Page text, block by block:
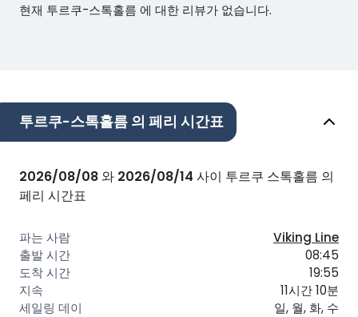
현재 투르쿠-스톡홀름 에 대한 리뷰가 없습니다.
투르쿠-스톡홀름 의 페리 시간표
2026/08/08 와 2026/08/14 사이 투르쿠 스톡홀름 의
페리 시간표
Viking Line
08:45
19:55
11시간 10분
일, 월, 화, 수